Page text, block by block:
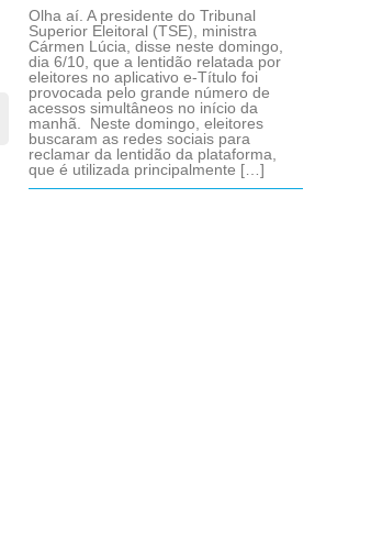
Olha aí. A presidente do Tribunal
Superior Eleitoral (TSE), ministra
Cármen Lúcia, disse neste domingo,
dia 6/10, que a lentidão relatada por
eleitores no aplicativo e-Título foi
provocada pelo grande número de
acessos simultâneos no início da
manhã. Neste domingo, eleitores
buscaram as redes sociais para
reclamar da lentidão da plataforma,
que é utilizada principalmente […]